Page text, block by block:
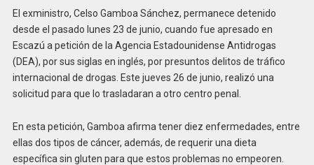
El exministro, Celso Gamboa Sánchez, permanece detenido
desde el pasado lunes 23 de junio, cuando fue apresado en
Escazú a petición de la Agencia Estadounidense Antidrogas
(DEA), por sus siglas en inglés, por presuntos delitos de tráfico
internacional de drogas. Este jueves 26 de junio, realizó una
solicitud para que lo trasladaran a otro centro penal.
En esta petición, Gamboa afirma tener diez enfermedades, entre
ellas dos tipos de cáncer, además, de requerir una dieta
específica sin gluten para que estos problemas no empeoren.